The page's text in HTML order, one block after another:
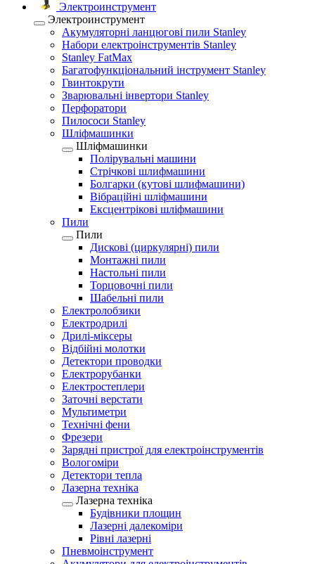
Электроинструмент
Электроинструмент
Акумуляторні ланцюгові пили Stanley
Набори електроінструментів Stanley
Stanley FatMax
Багатофункціональний інструмент Stanley
Гвинтокрути
Зварювальні інвертори Stanley
Перфоратори
Пилососи Stanley
Шліфмашинки
Шліфмашинки
Полірувальні машини
Стрічкові шлифмашини
Болгарки (кутові шлифмашини)
Вібраційні шліфмашини
Ексцентрікові шліфмашини
Пили
Пили
Дискові (циркулярні) пили
Монтажні пили
Настольні пили
Торцовочні пили
Шабельні пили
Електролобзики
Електродрилі
Дрилі-міксеры
Відбійні молотки
Детектори проводки
Електрорубанки
Електростеплери
Заточні верстати
Мультиметри
Технічні фени
Фрезери
Зарядні пристрої для електроінструментів
Вологоміри
Детектори тепла
Лазерна техніка
Лазерна техніка
Будівники площин
Лазерні далекоміри
Рівні лазерні
Пневмоінструмент